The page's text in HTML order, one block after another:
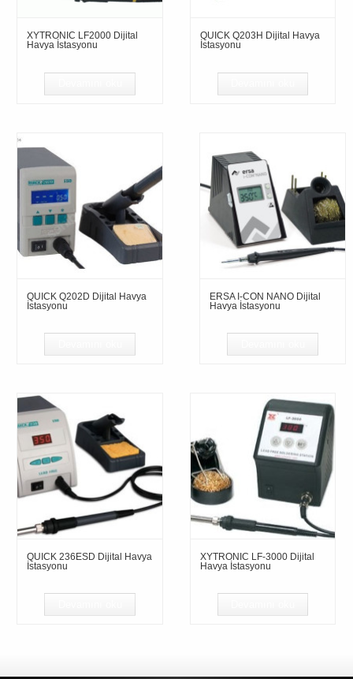
XYTRONIC LF2000 Dijital
Havya İstasyonu
QUICK Q203H Dijital Havya
İstasyonu
QUICK Q202D Dijital Havya
İstasyonu
ERSA I-CON NANO Dijital
Havya İstasyonu
QUICK 236ESD Dijital Havya
İstasyonu
XYTRONIC LF-3000 Dijital
Havya İstasyonu